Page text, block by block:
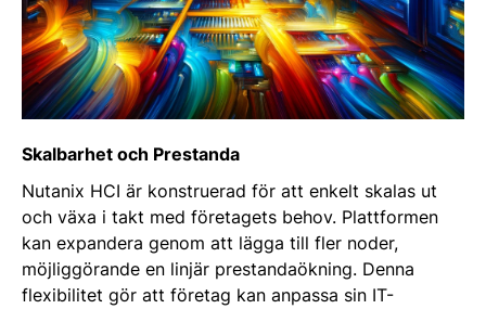
Skalbarhet och Prestanda
Nutanix HCI är konstruerad för att enkelt skalas ut
och växa i takt med företagets behov. Plattformen
kan expandera genom att lägga till fler noder,
möjliggörande en linjär prestandaökning. Denna
flexibilitet gör att företag kan anpassa sin IT-